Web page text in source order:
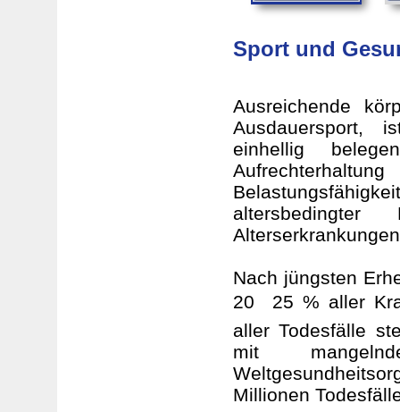
Sport und
Ausreichende
Ausdauersport,
einhellig
Nach jüngsten
20  25 % aller
aller Todesfälle
mit
Millionen